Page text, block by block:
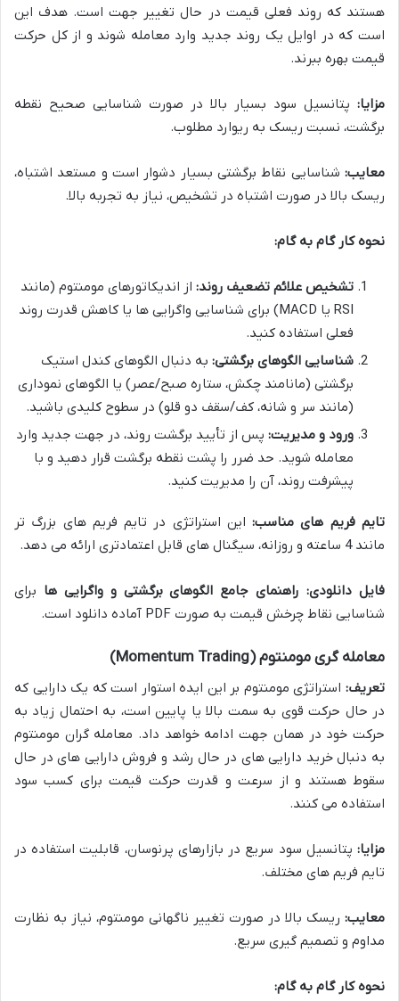
هستند که روند فعلی قیمت در حال تغییر جهت است. هدف این
است که در اوایل یک روند جدید وارد معامله شوند و از کل حرکت
قیمت بهره ببرند.
مزایا: پتانسیل سود بسیار بالا در صورت شناسایی صحیح نقطه
برگشت، نسبت ریسک به ریوارد مطلوب.
معایب: شناسایی نقاط برگشتی بسیار دشوار است و مستعد اشتباه،
ریسک بالا در صورت اشتباه در تشخیص، نیاز به تجربه بالا.
نحوه کار گام به گام:
تشخیص علائم تضعیف روند: از اندیکاتورهای مومنتوم (مانند
RSI یا MACD) برای شناسایی واگرایی ها یا کاهش قدرت روند
فعلی استفاده کنید.
شناسایی الگوهای برگشتی: به دنبال الگوهای کندل استیک
برگشتی (مانامند چکش، ستاره صبح/عصر) یا الگوهای نموداری
(مانند سر و شانه، کف/سقف دو قلو) در سطوح کلیدی باشید.
ورود و مدیریت: پس از تأیید برگشت روند، در جهت جدید وارد
معامله شوید. حد ضرر را پشت نقطه برگشت قرار دهید و با
پیشرفت روند، آن را مدیریت کنید.
تایم فریم های مناسب:این استراتژی در تایم فریم های بزرگ تر
مانند 4 ساعته و روزانه، سیگنال های قابل اعتمادتری ارائه می دهد.
فایل دانلودی: راهنمای جامع الگوهای برگشتی و واگرایی ها برای
شناسایی نقاط چرخش قیمت به صورت PDF آماده دانلود است.
معامله گری مومنتوم (Momentum Trading)
تعریف: استراتژی مومنتوم بر این ایده استوار است که یک دارایی که
در حال حرکت قوی به سمت بالا یا پایین است، به احتمال زیاد به
حرکت خود در همان جهت ادامه خواهد داد. معامله گران مومنتوم
به دنبال خرید دارایی های در حال رشد و فروش دارایی های در حال
سقوط هستند و از سرعت و قدرت حرکت قیمت برای کسب سود
استفاده می کنند.
مزایا: پتانسیل سود سریع در بازارهای پرنوسان، قابلیت استفاده در
تایم فریم های مختلف.
معایب: ریسک بالا در صورت تغییر ناگهانی مومنتوم، نیاز به نظارت
مداوم و تصمیم گیری سریع.
نحوه کار گام به گام: